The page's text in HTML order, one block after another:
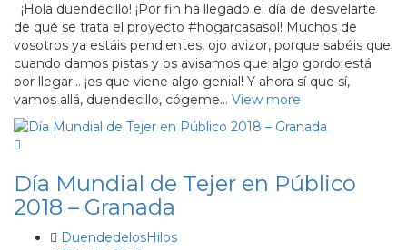
¡Hola duendecillo! ¡Por fin ha llegado el día de desvelarte
de qué se trata el proyecto #hogarcasasol! Muchos de
vosotros ya estáis pendientes, ojo avizor, porque sabéis que
cuando damos pistas y os avisamos que algo gordo está
por llegar… ¡es que viene algo genial! Y ahora sí que sí,
vamos allá, duendecillo, cógeme… View more
Día Mundial de Tejer en Público
2018 – Granada
DuendedelosHilos